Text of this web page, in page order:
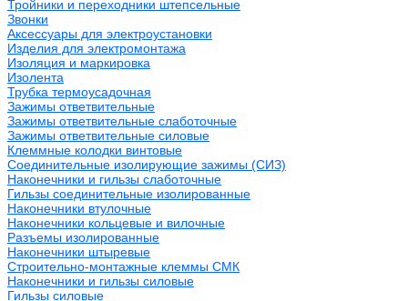
Тройники и переходники штепсельные
Звонки
Аксессуары для электроустановки
Изделия для электромонтажа
Изоляция и маркировка
Изолента
Трубка термоусадочная
Зажимы ответвительные
Зажимы ответвительные слаботочные
Зажимы ответвительные силовые
Клеммные колодки винтовые
Соединительные изолирующие зажимы (СИЗ)
Наконечники и гильзы слаботочные
Гильзы соединительные изолированные
Наконечники втулочные
Наконечники кольцевые и вилочные
Разъемы изолированные
Наконечники штыревые
Строительно-монтажные клеммы СМК
Наконечники и гильзы силовые
Гильзы силовые